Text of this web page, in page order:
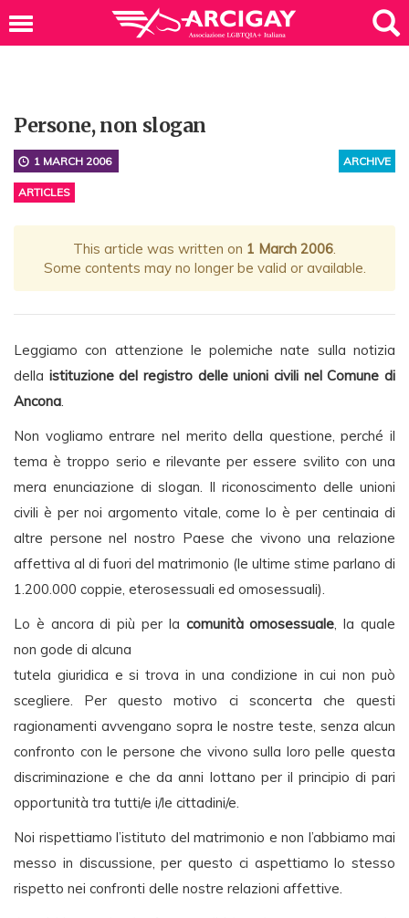
Persone, non slogan
ARCHIVE
1 MARCH 2006
ARTICLES
This article was written on 1 March 2006.
Some contents may no longer be valid or available.
Leggiamo con attenzione le polemiche nate sulla notizia
della istituzione del registro delle unioni civili nel Comune di
Ancona.
Non vogliamo entrare nel merito della questione, perché il
tema è troppo serio e rilevante per essere svilito con una
mera enunciazione di slogan. Il riconoscimento delle unioni
civili è per noi argomento vitale, come lo è per centinaia di
altre persone nel nostro Paese che vivono una relazione
affettiva al di fuori del matrimonio (le ultime stime parlano di
1.200.000 coppie, eterosessuali ed omosessuali).
Lo è ancora di più per la comunità omosessuale, la quale
non gode di alcuna
tutela giuridica e si trova in una condizione in cui non può
scegliere. Per questo motivo ci sconcerta che questi
ragionamenti avvengano sopra le nostre teste, senza alcun
confronto con le persone che vivono sulla loro pelle questa
discriminazione e che da anni lottano per il principio di pari
opportunità tra tutti/e i/le cittadini/e.
Noi rispettiamo l’istituto del matrimonio e non l’abbiamo mai
messo in discussione, per questo ci aspettiamo lo stesso
rispetto nei confronti delle nostre relazioni affettive.